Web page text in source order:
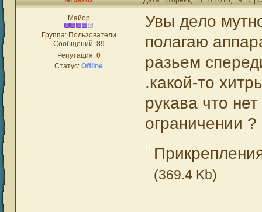
Майор
Группа: Пользователи
Сообщений: 89
Репутация: 0
Статус: Offline
Увы дело
полагаю
разьем
.какой-то
рукава что
ограничении ?
(369.4 Kb)